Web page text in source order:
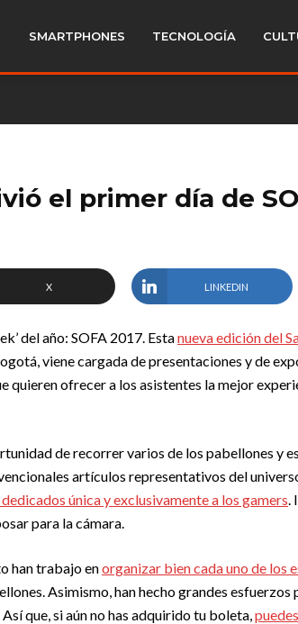
SMARTPHONES TECNOLOGÍA
el primer día de
X LINKEDIN
del año: SOFA 2017. Estanueva edición del
viene cargada de presentaciones y de
quieren ofrecer a los asistentes la mejor
de recorrer varios de los pabellones y
artículos representativos del
única y exclusivamente a los gamers.
para la cámara.
han trabajo enorganizar bien cada uno de los
Asimismo, han hecho grandes esfuerzos
que, si aún no has adquirido tu boleta,